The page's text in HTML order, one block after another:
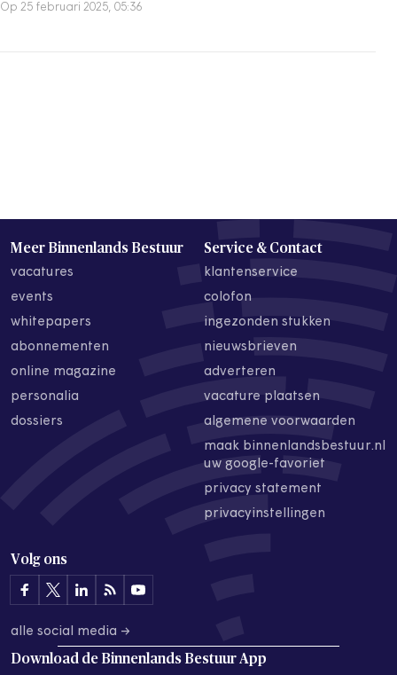
Op 25 februari 2025, 05:36
Meer Binnenlands Bestuur
vacatures
events
whitepapers
abonnementen
online magazine
personalia
dossiers
Service & Contact
klantenservice
colofon
ingezonden stukken
nieuwsbrieven
adverteren
vacature plaatsen
algemene voorwaarden
maak binnenlandsbestuur.nl
uw google-favoriet
privacy statement
privacyinstellingen
Volg ons
alle social media →
Download de Binnenlands Bestuur App